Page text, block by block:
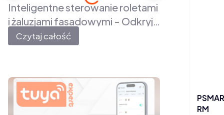
Inteligentne sterowanie roletami
i żaluzjami fasadowymi - Odkryj
możliwości modułów OXT z
regulacją kąta lameli, ZigBee
Czytaj całość
RM